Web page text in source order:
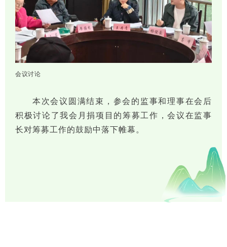
会议讨论
本次会议圆满结束，参会的监事和理事在会后
积极讨论了我会月捐项目的筹募工作，会议在监事
长对筹募工作的鼓励中落下帷幕。